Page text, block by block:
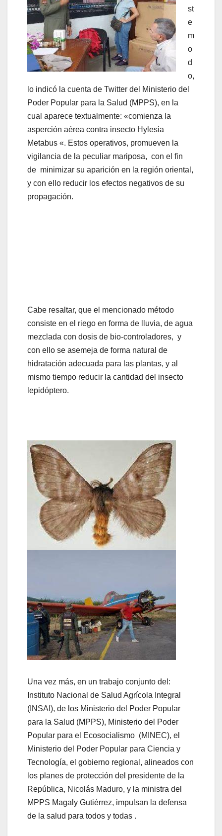
st
e
m
o
d
o,
lo indicó la cuenta de Twitter del Ministerio del
Poder Popular para la Salud (MPPS), en la
cual aparece textualmente: «comienza la
asperción aérea contra insecto Hylesia
Metabus «. Estos operativos, promueven la
vigilancia de la peculiar mariposa, con el fin
de minimizar su aparición en la región oriental,
y con ello reducir los efectos negativos de su
propagación.
Cabe resaltar, que el mencionado método
consiste en el riego en forma de lluvia, de agua
mezclada con dosis de bio-controladores, y
con ello se asemeja de forma natural de
hidratación adecuada para las plantas, y al
mismo tiempo reducir la cantidad del insecto
lepidóptero.
Una vez más, en un trabajo conjunto del:
Instituto Nacional de Salud Agrícola Integral
(INSAI), de los Ministerio del Poder Popular
para la Salud (MPPS), Ministerio del Poder
Popular para el Ecosocialismo (MINEC), el
Ministerio del Poder Popular para Ciencia y
Tecnología, el gobierno regional, alineados con
los planes de protección del presidente de la
República, Nicolás Maduro, y la ministra del
MPPS Magaly Gutiérrez, impulsan la defensa
de la salud para todos y todas .